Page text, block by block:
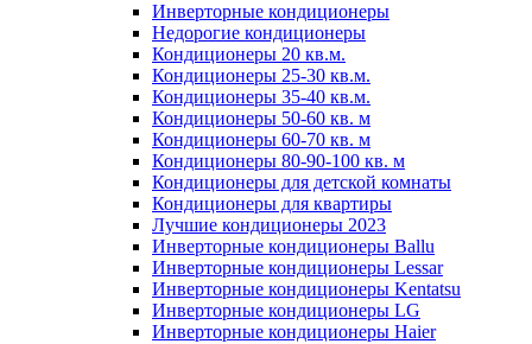
Инверторные кондиционеры
Недорогие кондиционеры
Кондиционеры 20 кв.м.
Кондиционеры 25-30 кв.м.
Кондиционеры 35-40 кв.м.
Кондиционеры 50-60 кв. м
Кондиционеры 60-70 кв. м
Кондиционеры 80-90-100 кв. м
Кондиционеры для детской комнаты
Кондиционеры для квартиры
Лучшие кондиционеры 2023
Инверторные кондиционеры Ballu
Инверторные кондиционеры Lessar
Инверторные кондиционеры Kentatsu
Инверторные кондиционеры LG
Инверторные кондиционеры Haier